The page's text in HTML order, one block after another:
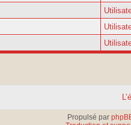
Propulsé par